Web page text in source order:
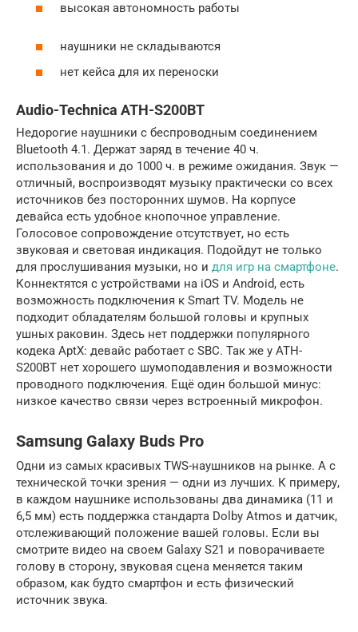
высокая автономность работы
наушники не складываются
нет кейса для их переноски
Audio-Technica ATH-S200BT
Недорогие наушники с беспроводным соединением
Bluetooth 4.1. Держат заряд в течение 40 ч.
использования и до 1000 ч. в режиме ожидания. Звук —
отличный, воспроизводят музыку практически со всех
источников без посторонних шумов. На корпусе
девайса есть удобное кнопочное управление.
Голосовое сопровождение отсутствует, но есть
звуковая и световая индикация. Подойдут не только
для прослушивания музыки, но и для игр на смартфоне.
Коннектятся с устройствами на iOS и Android, есть
возможность подключения к Smart TV. Модель не
подходит обладателям большой головы и крупных
ушных раковин. Здесь нет поддержки популярного
кодека AptX: девайс работает с SBC. Так же у ATH-
S200BT нет хорошего шумоподавления и возможности
проводного подключения. Ещё один большой минус:
низкое качество связи через встроенный микрофон.
Samsung Galaxy Buds Pro
Одни из самых красивых TWS-наушников на рынке. А с
технической точки зрения — одни из лучших. К примеру,
в каждом наушнике использованы два динамика (11 и
6,5 мм) есть поддержка стандарта Dolby Atmos и датчик,
отслеживающий положение вашей головы. Если вы
смотрите видео на своем Galaxy S21 и поворачиваете
голову в сторону, звуковая сцена меняется таким
образом, как будто смартфон и есть физический
источник звука.